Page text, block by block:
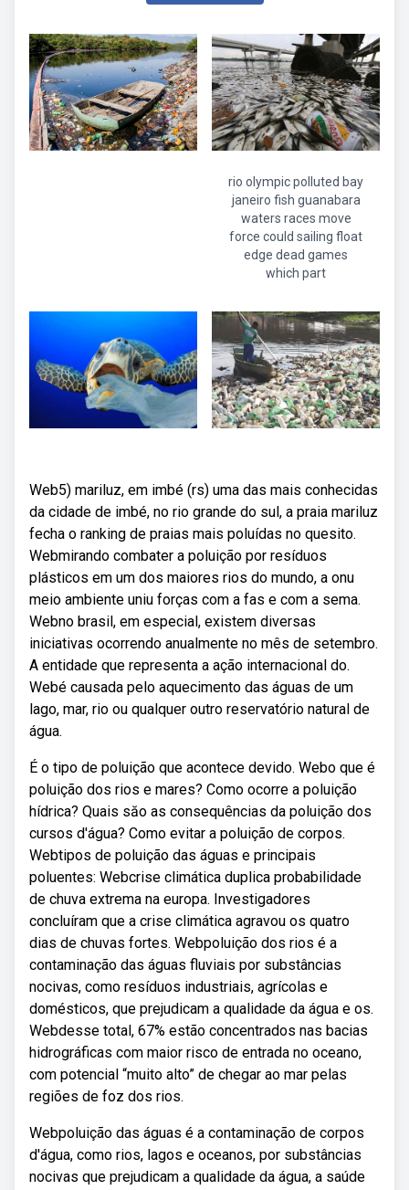
rio olympic polluted bay
janeiro fish guanabara
waters races move
force could sailing float
edge dead games
which part
Web5) mariluz, em imbé (rs) uma das mais conhecidas
da cidade de imbé, no rio grande do sul, a praia mariluz
fecha o ranking de praias mais poluídas no quesito.
Webmirando combater a poluição por resíduos
plásticos em um dos maiores rios do mundo, a onu
meio ambiente uniu forças com a fas e com a sema.
Webno brasil, em especial, existem diversas
iniciativas ocorrendo anualmente no mês de setembro.
A entidade que representa a ação internacional do.
Webé causada pelo aquecimento das águas de um
lago, mar, rio ou qualquer outro reservatório natural de
água.
É o tipo de poluição que acontece devido. Webo que é
poluição dos rios e mares? Como ocorre a poluição
hídrica? Quais săo as consequências da poluição dos
cursos d'água? Como evitar a poluição de corpos.
Webtipos de poluição das águas e principais
poluentes: Webcrise climática duplica probabilidade
de chuva extrema na europa. Investigadores
concluíram que a crise climática agravou os quatro
dias de chuvas fortes. Webpoluição dos rios é a
contaminação das águas fluviais por substâncias
nocivas, como resíduos industriais, agrícolas e
domésticos, que prejudicam a qualidade da água e os.
Webdesse total, 67% estão concentrados nas bacias
hidrográficas com maior risco de entrada no oceano,
com potencial “muito alto” de chegar ao mar pelas
regiões de foz dos rios.
Webpoluição das águas é a contaminação de corpos
d'água, como rios, lagos e oceanos, por substâncias
nocivas que prejudicam a qualidade da água, a saúde